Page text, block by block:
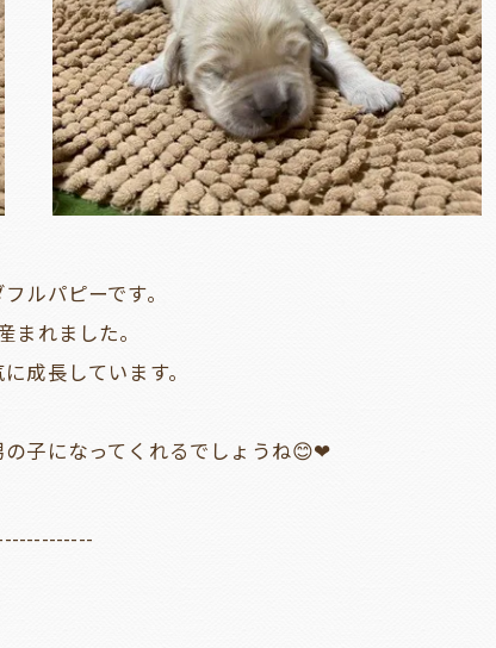
ルパピーです。
れました。
成長しています。
子になってくれるでしょうね😊❤